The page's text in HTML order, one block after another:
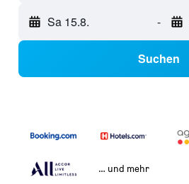
Sa 15.8. -
Suchen
… und mehr